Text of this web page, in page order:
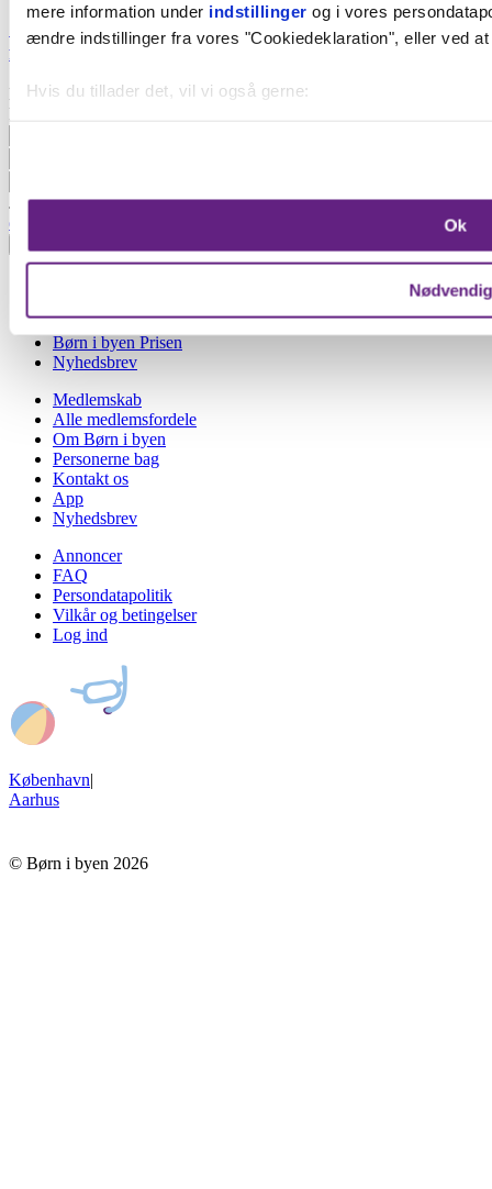
mere information under indstillinger og i vores
ændre indstillinger fra vores "Cookiedeklaration", eller ved
Hvis du tillader det, vil vi også gerne:
Vi bruger cookies til at forbedre brugeroplevelsen på
oplysninger om din brug af vores hjemmeside med vores
Ok
Stor teaterguide: 13 funklende efterårsforestillinger
for børn i Aarhus
Nyhedsbrev
Få det bedste af byen direkte i din inbox
Jeg giver mit samtykke til opbevaring af mine oplysninger.Se
datapolitik.
Udforsk
Børn i byen Prisen
Nyhedsbrev
Medlemskab
Alle medlemsfordele
Om Børn i byen
Personerne bag
Kontakt os
App
Nyhedsbrev
Annoncer
FAQ
Persondatapolitik
Vilkår og betingelser
Log ind
København|
Aarhus
© Børn i byen 2026